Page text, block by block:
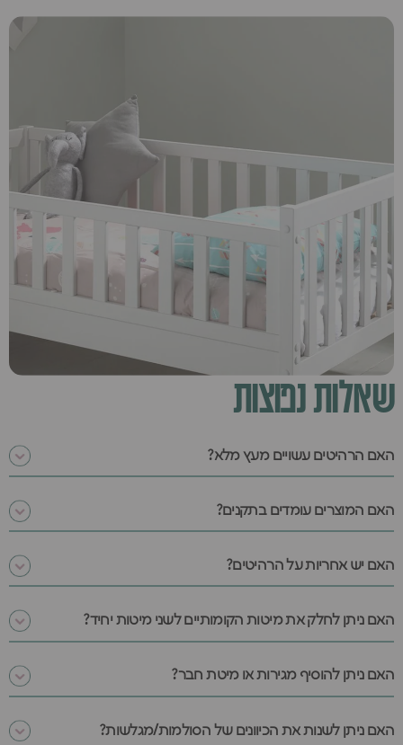
שאלות נפוצות
האם הרהיטים עשויים מעץ מלא?
האם המוצרים עומדים בתקנים?
האם יש אחריות על הרהיטים?
האם ניתן לחלק את מיטות הקומותיים לשני מיטות יחיד?
האם ניתן להוסיף מגירות או מיטת חבר?
האם ניתן לשנות את הכיוונים של הסולמות/מגלשות?